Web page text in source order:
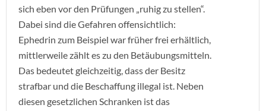
sich eben vor den Prüfungen „ruhig zu stellen“.
Dabei sind die Gefahren offensichtlich:
Ephedrin zum Beispiel war früher frei erhältlich,
mittlerweile zählt es zu den Betäubungsmitteln.
Das bedeutet gleichzeitig, dass der Besitz
strafbar und die Beschaffung illegal ist. Neben
diesen gesetzlichen Schranken ist das